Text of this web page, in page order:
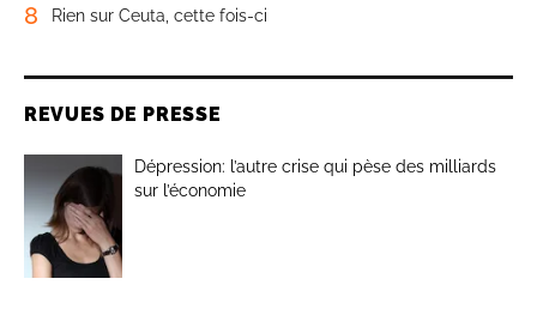
8 Rien sur Ceuta, cette fois-ci
REVUES DE PRESSE
Dépression: l’autre crise qui pèse des milliards
sur l’économie